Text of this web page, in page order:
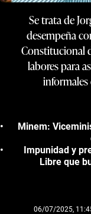
Se trata de
desempeña
Constitucional
labores para
Minem:
Impunidad y
Libre que
06/07/2025,